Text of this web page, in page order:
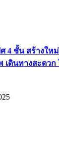
4 ชั้น สร้างให
เดินทางสะดวก